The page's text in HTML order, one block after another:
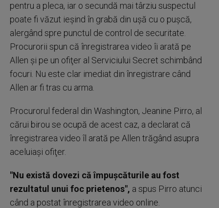
pentru a pleca, iar o secundă mai târziu suspectul
poate fi văzut ieşind în grabă din uşă cu o puşcă,
alergând spre punctul de control de securitate.
Procurorii spun că înregistrarea video îi arată pe
Allen şi pe un ofiţer al Serviciului Secret schimbând
focuri. Nu este clar imediat din înregistrare când
Allen ar fi tras cu arma.
Procurorul federal din Washington, Jeanine Pirro, al
cărui birou se ocupă de acest caz, a declarat că
înregistrarea video îl arată pe Allen trăgând asupra
aceluiaşi ofiţer.
"Nu există dovezi că împuşcăturile au fost
rezultatul unui foc prietenos", a spus Pirro atunci
când a postat înregistrarea video online.